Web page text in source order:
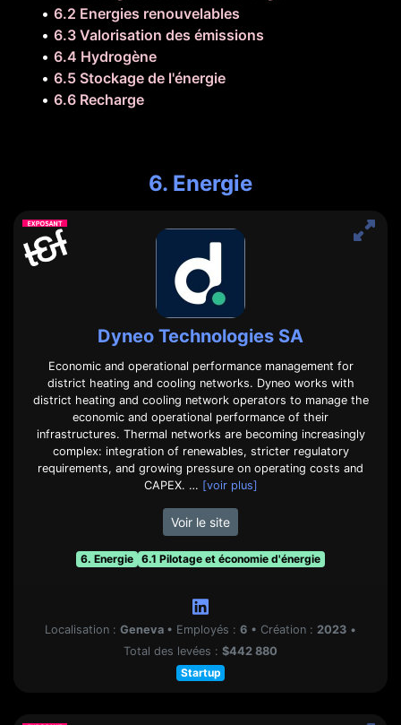
• 6.2 Energies renouvelables
• 6.3 Valorisation des émissions
• 6.4 Hydrogène
• 6.5 Stockage de l'énergie
• 6.6 Recharge
6. Energie
Dyneo Technologies SA
Economic and operational performance management for
district heating and cooling networks. Dyneo works with
district heating and cooling network operators to manage the
economic and operational performance of their
infrastructures. Thermal networks are becoming increasingly
complex: integration of renewables, stricter regulatory
requirements, and growing pressure on operating costs and
CAPEX. … [voir plus]
Voir le site
6. Energie 6.1 Pilotage et économie d'énergie
Localisation : Geneva • Employés : 6 • Création : 2023 •
Total des levées : $442 880
Startup